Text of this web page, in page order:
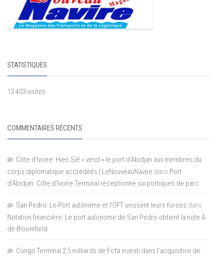
STATISTIQUES
13 403 visites
COMMENTAIRES RÉCENTS
Côte d'Ivoire: Hien Sié « vend » le port d'Abidjan aux membres du
corps diplomatique accrédités | LeNouveauNavire dans Port
d’Abidjan: Côte d’Ivoire Terminal réceptionne six portiques de parc
San Pedro: Le Port autonome et l’OFT unissent leurs forces dans
Notation financière: Le port autonome de San Pedro obtient la note A
de Bloomfield
Congo Terminal 2,5 milliards de Fcfa investi dans l’acquisition de